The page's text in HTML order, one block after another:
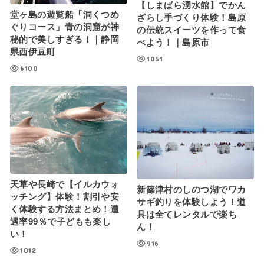
堂ヶ島の遊覧船「洞くつめ
ぐりコース」青の洞窟が神
秘的で美しすぎる！｜静岡
県西伊豆町
6100
【しまばら湧水館】でかん
ざらし手づくり体験！島原
の伝統スイーツを作って食
べよう！｜島原市
1051
天草や長崎で【イルカウォ
ッチング】体験！割引や安
く体験する方法まとめ！遭
遇率99％で子どもも楽し
い！
1012
新篠津村のしのつ湖でワカ
サギ釣りを体験しよう！道
具は全てレンタルで楽ち
ん！
916